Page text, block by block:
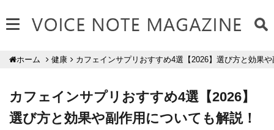
ホーム 健康 カフェインサプリおすすめ4選【2026】選び方と効果
カフェインサプリおすすめ4選【2026】
選び方と効果や副作用についても解説！